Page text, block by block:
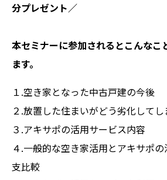
分プレゼント／
本セミナーに参加されるとこんなこ
ます。
１.空き家となった中古戸建の今後
２.放置した住まいがどう劣化して
３.アキサポの活用サービス内容
４.一般的な空き家活用とアキサポ
支比較